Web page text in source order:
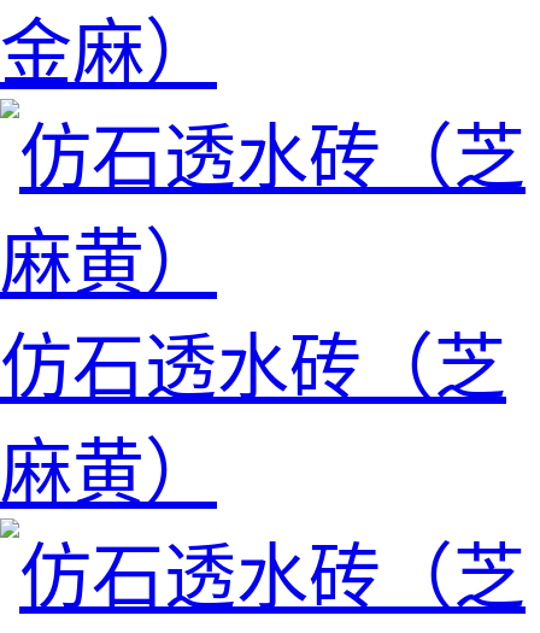
金麻）
仿石透水砖（芝
麻黄）